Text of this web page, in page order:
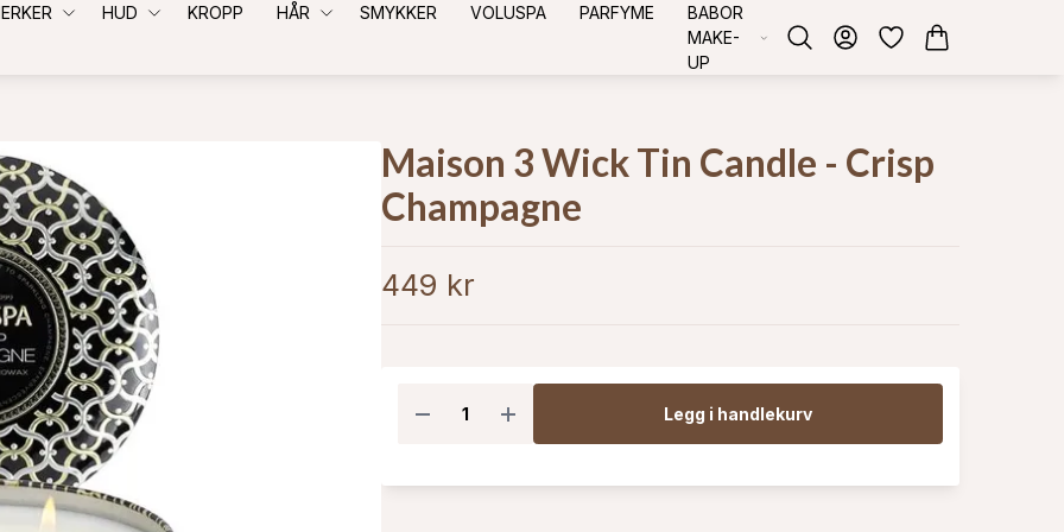
HUD KROPP HÅR SMYKKER VOLUSPA PARFYME
BABOR
MAKE-
UP
Maison 3 Wick Tin Candle - Crisp
Champagne
449 kr
Legg i handlekurv